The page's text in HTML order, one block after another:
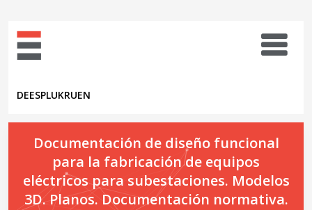
DEESPLUKRUEN
Documentación de diseño funcional
para la fabricación de equipos
eléctricos para subestaciones. Modelos
3D. Planos. Documentación normativa.